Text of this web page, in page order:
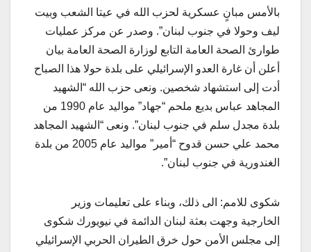
بالأمس مبانٍ عسكرية لحزب الله في عيتا الشعب وبيت
ليف وحولا في جنوب لبنان”. وصدر عن مركز عمليات
طوارئ الصحة العامة التابع لوزارة الصحة العامة بيان
أعلن أن غارة العدو الإسرائيلي على بلدة حولا هذا الصباح
أدت إلى استشهاد شخصين. ونعى حزب الله “الشهيد
المجاهد عباس بديع ملحم “جهاد” مواليد عام 1990 من
بلدة مجدل سلم في جنوب لبنان”. ونعى “الشهيد المجاهد
محمد علي حسن قدوح “أمير” مواليد عام 2005 من بلدة
الغندورية في جنوب لبنان”.
شكوى للامم: الى ذلك، وبناء على تعليمات وزير
الخارجية وجهت بعثة لبنان الدائمة في نيويورك شكوى
إلى مجلس الأمن حول خرق الطيران الحربي الإسرائيلي